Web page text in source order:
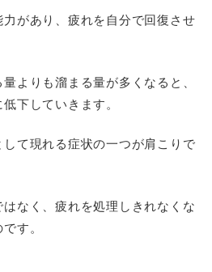
があり、疲れを自分で回復させ
よりも溜まる量が多くなると、
下していきます。
て現れる症状の一つが肩こりで
なく、疲れを処理しきれなくな
す。